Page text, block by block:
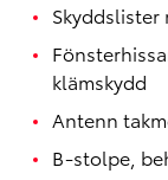
klämskydd
Antenn
B-stolpe,